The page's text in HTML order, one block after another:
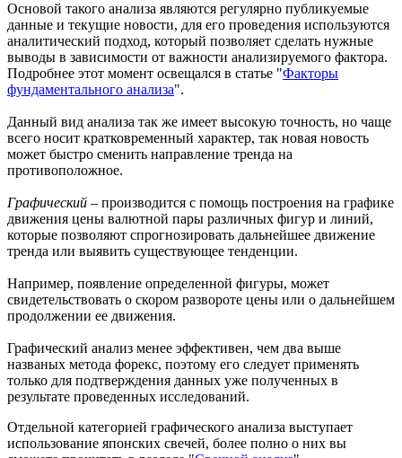
Основой такого анализа являются регулярно публикуемые
данные и текущие новости, для его проведения используются
аналитический подход, который позволяет сделать нужные
выводы в зависимости от важности анализируемого фактора.
Подробнее этот момент освещался в статье "Факторы
фундаментального анализа".
Данный вид анализа так же имеет высокую точность, но чаще
всего носит кратковременный характер, так новая новость
может быстро сменить направление тренда на
противоположное.
Графический – производится с помощь построения на графике
движения цены валютной пары различных фигур и линий,
которые позволяют спрогнозировать дальнейшее движение
тренда или выявить существующее тенденции.
Например, появление определенной фигуры, может
свидетельствовать о скором развороте цены или о дальнейшем
продолжении ее движения.
Графический анализ менее эффективен, чем два выше
названых метода форекс, поэтому его следует применять
только для подтверждения данных уже полученных в
результате проведенных исследований.
Отдельной категорией графического анализа выступает
использование японских свечей, более полно о них вы